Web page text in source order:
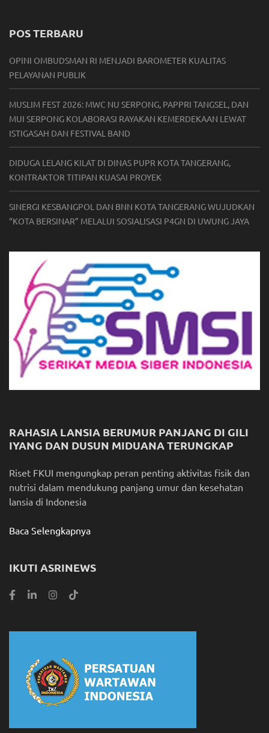
POS TERBARU
OPINI OMBUDSMAN RI MENJADI BAROMETER KUALITAS
PELAYANAN PUBLIK
MUSLIM FEST 2026: MWC NU SERPONG, PAPPRI TANGSEL, DAN
MUI SERPONG KOLABORASI RAYAKAN KEMERDEKAAN LEWAT
ISTIGASAH DAN FESTIVAL BAND
DIDUGA LELANG KILAT DI DINAS PUPR KOTA TANGERANG,
KONTRAKTOR TITIPAN KUASAI PROYEK
SINERGI KESBANGPOL DAN BNN KOTA TANGERANG WUJUDKAN
“KOTA BERSINAR” MELALUI SOSIALISASI P4GN DI UWUNG JAYA
RAHASIA LANSIA BERUMUR PANJANG DI GILI
IYANG DAN DUSUN MIDUANA TERUNGKAP
Riset FKUI mengungkap peran penting aktivitas fisik dan
nutrisi dalam mendukung panjang umur dan kesehatan
lansia di Indonesia
Baca Selengkapnya
IKUTI ASRINEWS